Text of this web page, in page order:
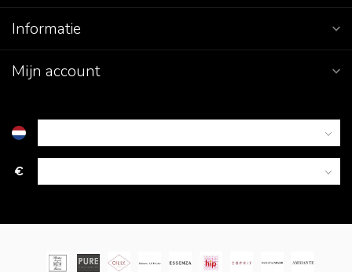
Informatie
Mijn account
€